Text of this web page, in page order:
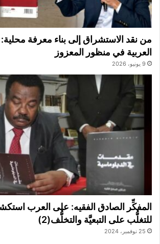
من نقد الاستشراق إلى بناء معرفة محلية:
العربية في منظور المعزوز
9 يونيو، 2026
المفكِّر الصادق الفقيه: على العرب
للتغلُّب على التبعيَّة والتخلُّف(2)
25 نوفمبر، 2024